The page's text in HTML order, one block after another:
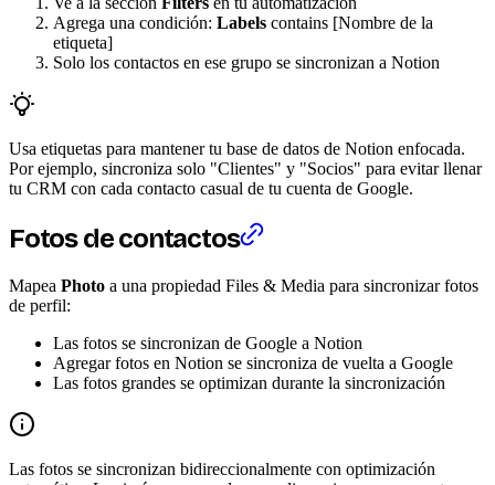
Agrega una condición: Labels contains [Nombre de la
etiqueta]
Solo los contactos en ese grupo se sincronizan a Notion
Usa etiquetas para mantener tu base de datos de Notion enfocada.
Por ejemplo, sincroniza solo "Clientes" y "Socios" para evitar llenar
tu CRM con cada contacto casual de tu cuenta de Google.
Fotos de contactos
Mapea Photo a una propiedad Files & Media para sincronizar fotos
de perfil:
Las fotos se sincronizan de Google a Notion
Agregar fotos en Notion se sincroniza de vuelta a Google
Las fotos grandes se optimizan durante la sincronización
Las fotos se sincronizan bidireccionalmente con optimización